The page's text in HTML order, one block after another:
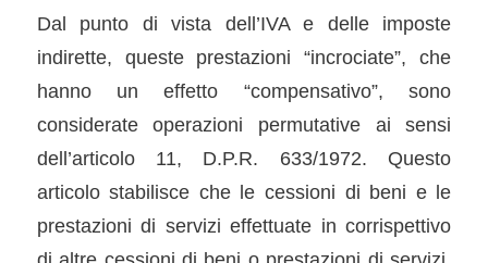
Dal punto di vista dell’IVA e delle imposte
indirette, queste prestazioni “incrociate”, che
hanno un effetto “compensativo”, sono
considerate operazioni permutative ai sensi
dell’articolo 11, D.P.R. 633/1972. Questo
articolo stabilisce che le cessioni di beni e le
prestazioni di servizi effettuate in corrispettivo